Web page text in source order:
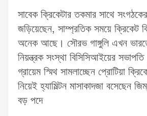
সাবেক ক্রিকেটার তকমার সাথে
জড়িয়েছেন, সাম্প্রতিক সময়ে ক্রিকেট
অনেক আছে। সৌরভ গাঙ্গুলি এখন
নিয়ন্ত্রক সংস্থা বিসিসিআইয়ের
গ্রায়েম স্মিথ সামলাচ্ছেন প্রোটিয়া
নিয়েই হ্যামিল্টন মাসাকাদজা বসেছেন
বড় পদে